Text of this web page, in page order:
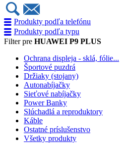
Produkty podľa telefónu
Produkty podľa typu
Filter pre HUAWEI P9 PLUS
Ochrana displeja - sklá, fólie...
Športové puzdrá
Držiaky (stojany)
Autonabíjačky
Sieťové nabíjačky
Power Banky
Slúchadlá a reproduktory
Káble
Ostatné príslušenstvo
Všetky produkty